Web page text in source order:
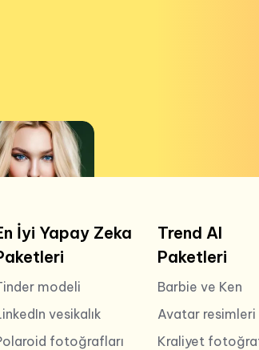
İyi Yapay Zeka
modeli
vesikalık
fotoğrafları
Trend AI
Paketleri
Barbie ve Ken
Avatar resimleri
Kraliyet